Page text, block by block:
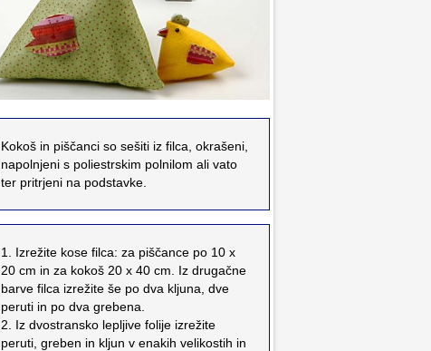
Kokoš in piščanci so sešiti iz filca, okrašeni,
napolnjeni s poliestrskim polnilom ali vato
ter pritrjeni na podstavke.
1. Izrežite kose filca: za piščance po 10 x
20 cm in za kokoš 20 x 40 cm. Iz drugačne
barve filca izrežite še po dva kljuna, dve
peruti in po dva grebena.
2. Iz dvostransko lepljive folije izrežite
peruti, greben in kljun v enakih velikostih in